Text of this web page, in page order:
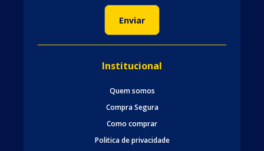
Institucional
Quem somos
Compra Segura
Como comprar
Politica de privacidade